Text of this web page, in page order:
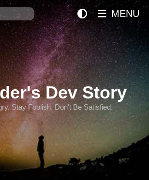
Search
Dev Story
Stay Foolish. Don't Be Satisfied.
MENU